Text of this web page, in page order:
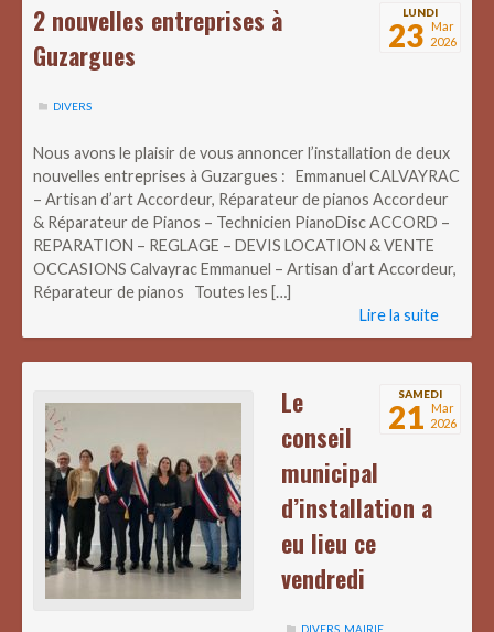
LUNDI
23 Mar
2026
2 nouvelles entreprises à
Guzargues
DIVERS
Nous avons le plaisir de vous annoncer l’installation de deux
nouvelles entreprises à Guzargues : Emmanuel CALVAYRAC
– Artisan d’art Accordeur, Réparateur de pianos Accordeur
& Réparateur de Pianos – Technicien PianoDisc ACCORD –
REPARATION – REGLAGE – DEVIS LOCATION & VENTE
OCCASIONS Calvayrac Emmanuel – Artisan d’art Accordeur,
Réparateur de pianos Toutes les […]
Lire la suite
SAMEDI
21 Mar
2026
Le
conseil
municipal
d’installation a
eu lieu ce
vendredi
DIVERS MAIRIE